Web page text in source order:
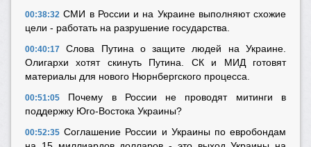
00:38:32 СМИ в России и на Украине выполняют схожие
цели - работать на разрушение государства.
00:40:17 Слова Путина о защите людей на Украине.
Олигархи хотят скинуть Путина. СК и МИД готовят
материалы для нового Нюрнбергского процесса.
00:51:05 Почему в России не проводят митинги в
поддержку Юго-Востока Украины?
00:52:35 Соглашение России и Украины по евробондам